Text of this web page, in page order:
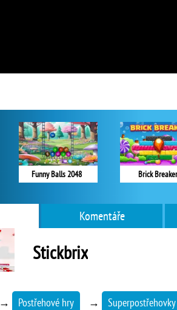
Funny Balls 2048 Brick Breaker
Komentáře
Stickbrix
→ Postřehové hry → Superpostřehovky